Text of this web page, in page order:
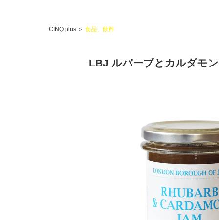
CINQ plus ＞ 食品、飲料
LBJ ルバーブとカルダモ